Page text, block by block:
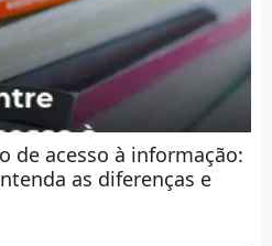
de acesso à informação:
as diferenças e